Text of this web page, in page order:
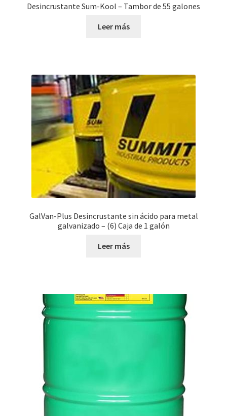
Desincrustante Sum-Kool – Tambor de 55 galones
Leer más
GalVan-Plus Desincrustante sin ácido para metal
galvanizado – (6) Caja de 1 galón
Leer más